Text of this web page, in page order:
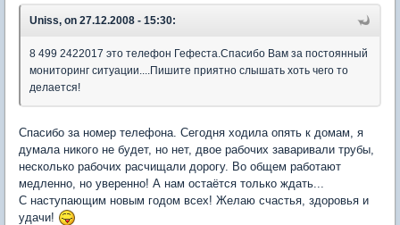
Uniss, on 27.12.2008 - 15:30:
8 499 2422017 это телефон Гефеста.Спасибо Вам за постоянный
мониторинг ситуации....Пишите приятно слышать хоть чего то
делается!
Спасибо за номер телефона. Сегодня ходила опять к домам, я
думала никого не будет, но нет, двое рабочих заваривали трубы,
несколько рабочих расчищали дорогу. Во общем работают
медленно, но уверенно! А нам остаётся только ждать...
С наступающим новым годом всех! Желаю счастья, здоровья и
удачи!